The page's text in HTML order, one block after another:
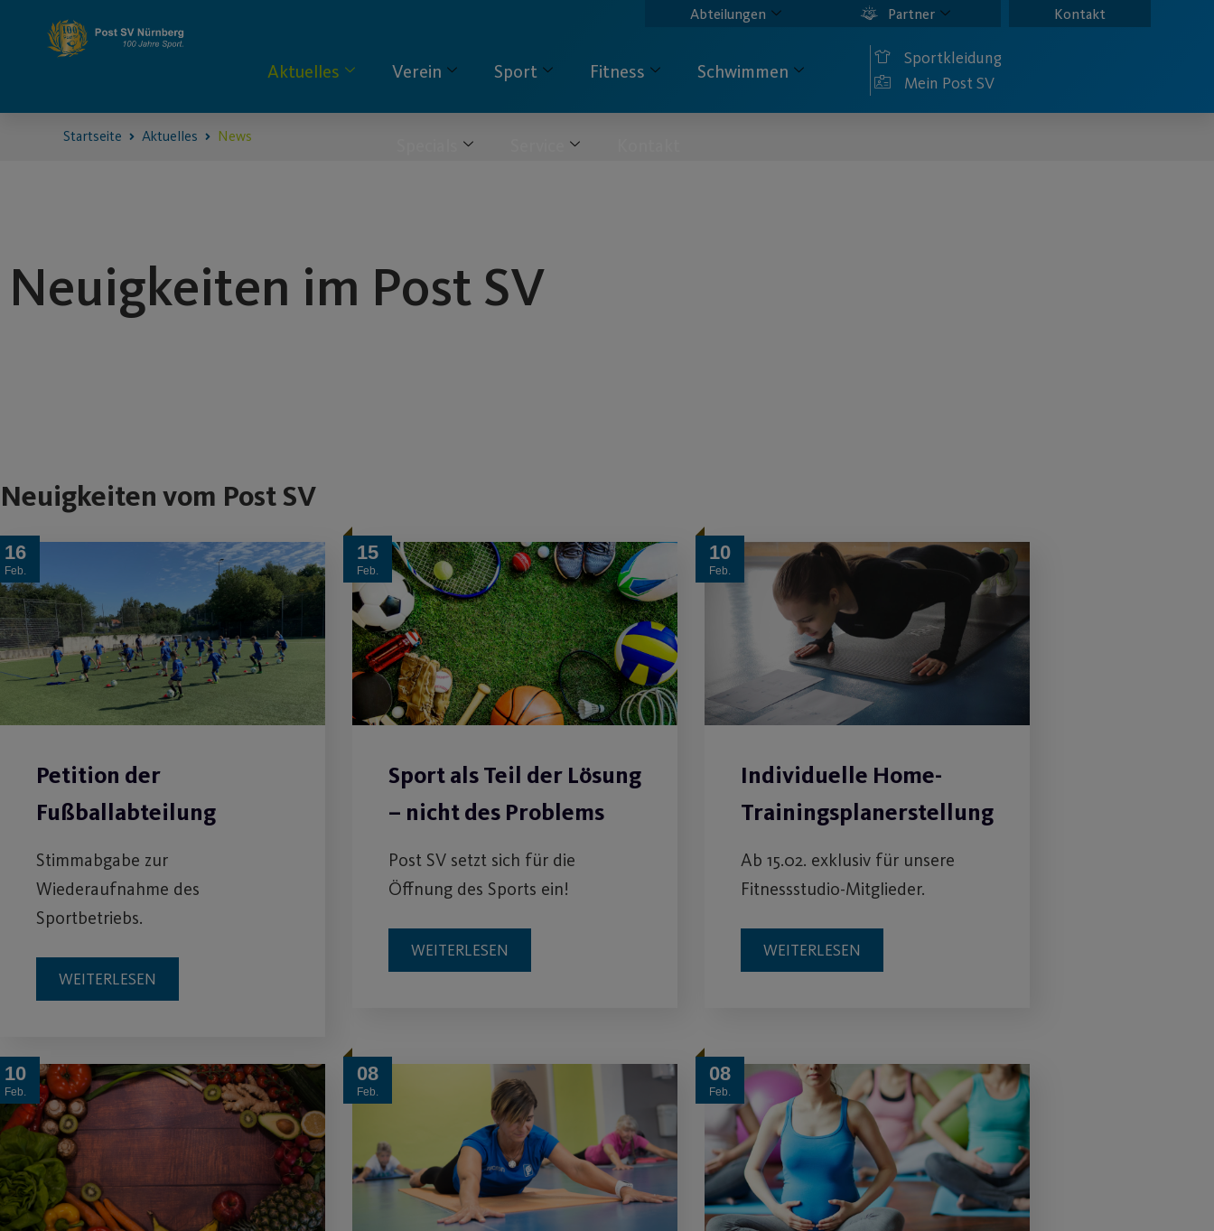
Abteilungen Partner Kontakt
Aktuelles Verein Sport Fitness Schwimmen
Sportkleidung
Mein Post SV
Startseite Aktuelles News
Neuigkeiten im Post SV
Neuigkeiten vom Post SV
16
Feb.
Petition der
Fußballabteilung
Stimmabgabe zur
Wiederaufnahme des
Sportbetriebs.
WEITERLESEN
15
Feb.
Sport als Teil der Lösung
– nicht des Problems
Post SV setzt sich für die
Öffnung des Sports ein!
WEITERLESEN
10
Feb.
Individuelle Home-
Trainingsplanerstellung
Ab 15.02. exklusiv für unsere
Fitnessstudio-Mitglieder.
WEITERLESEN
10
Feb.
08
Feb.
08
Feb.